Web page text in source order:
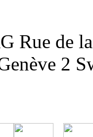
Rue de
2